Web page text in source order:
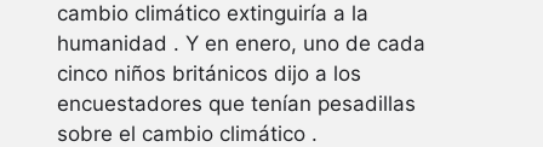
cambio climático extinguiría a la
humanidad . Y en enero, uno de cada
cinco niños británicos dijo a los
encuestadores que tenían pesadillas
sobre el cambio climático .